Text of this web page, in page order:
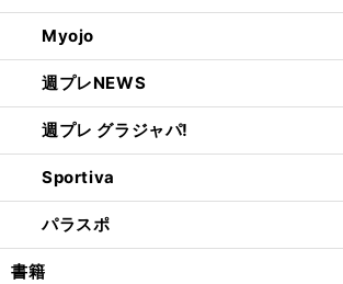
Myojo
週プレNEWS
週プレ グラジャパ!
Sportiva
パラスポ
書籍